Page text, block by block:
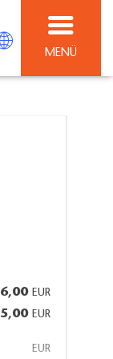
MENÜ
6,00 EUR
5,00EUR
EUR